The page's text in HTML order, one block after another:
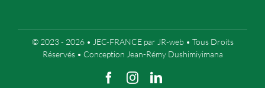
© 2023 - 2026 • JEC-FRANCE par JR-web • Tous Droits
Réservés • Conception Jean-Rémy Dushimiyimana